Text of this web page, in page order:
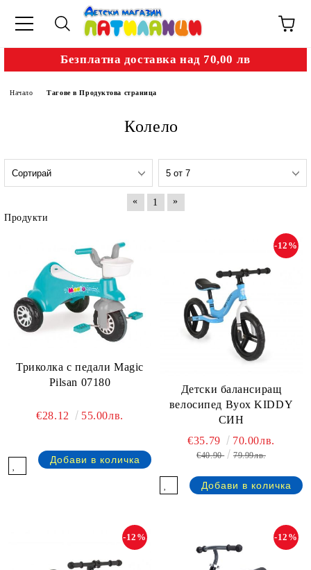
Безплатна доставка над 70,00 лв
Начало Тагове в Продуктова страница
Колело
« 1
»
Продукти
Триколка с педали Magic
Pilsan 07180
€28.12 55.00лв.
Детски балансиращ
велосипед Byox KIDDY
СИН
-12%
€35.79 70.00лв.
€40.90 79.99лв.
-12% -12%